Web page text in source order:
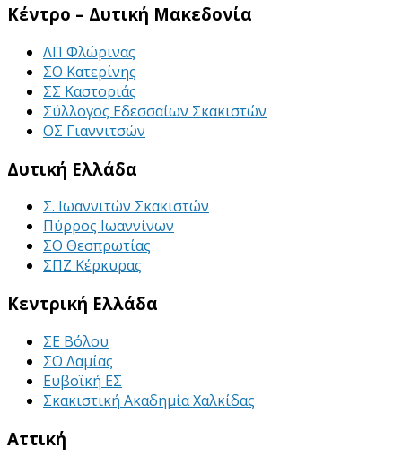
Κέντρο – Δυτική Μακεδονία
ΛΠ Φλώρινας
ΣΟ Κατερίνης
ΣΣ Καστοριάς
Σύλλογος Εδεσσαίων Σκακιστών
ΟΣ Γιαννιτσών
Δυτική Ελλάδα
Σ. Ιωαννιτών Σκακιστών
Πύρρος Ιωαννίνων
ΣΟ Θεσπρωτίας
ΣΠΖ Κέρκυρας
Κεντρική Ελλάδα
ΣΕ Βόλου
ΣΟ Λαμίας
Ευβοϊκή ΕΣ
Σκακιστική Ακαδημία Χαλκίδας
Αττική